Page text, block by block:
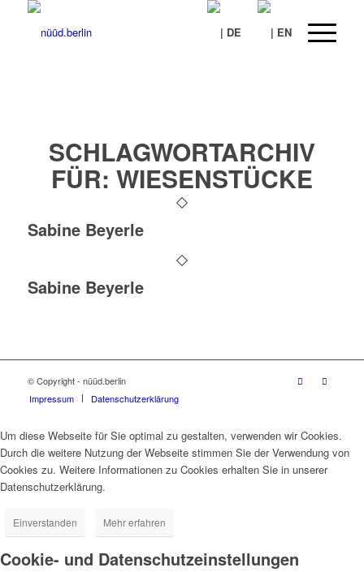
SCHLAGWORTARCHIV
FÜR: WIESENSTÜCKE
Sabine Beyerle
Sabine Beyerle
© Copyright - nüüd.berlin
Impressum
Datenschutzerklärung
Um diese Webseite für Sie optimal zu gestalten, verwenden wir Cookies.
Durch die weitere Nutzung der Webseite stimmen Sie der Verwendung von
Cookies zu. Weitere Informationen zu Cookies erhalten Sie in unserer
Datenschutzerklärung.
Einverstanden Mehr erfahren
Cookie- und Datenschutzeinstellungen